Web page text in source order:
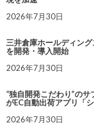
2026年7月30日
三井倉庫ホールディン
を開発・導入開始
2026年7月30日
“独自開発こだわり”の
がEC自動出荷アプリ「
2026年7月30日